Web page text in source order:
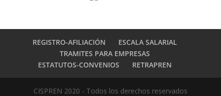
REGISTRO-AFILIACIÓN
ESCALA SALARIAL
TRAMITES PARA EMPRESAS
ESTATUTOS-CONVENIOS
RETRAPREN
CISPREN 2020 - Todos los derechos reservados